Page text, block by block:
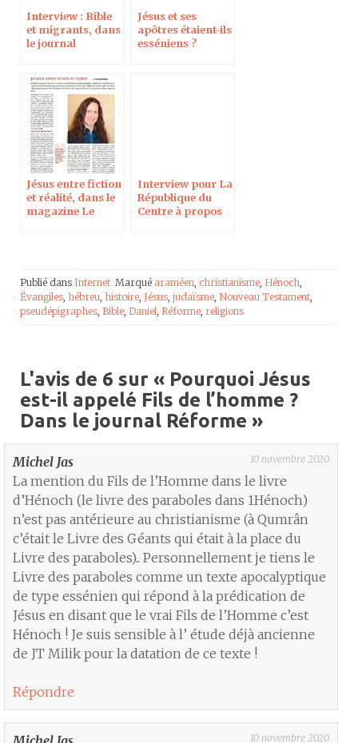
Interview : Bible
et migrants, dans
le journal
Jésus et ses
apôtres étaient-ils
esséniens ?
Jésus entre fiction
et réalité, dans le
magazine Le
Interview pour La
République du
Centre à propos
Publié dans Internet Marqué araméen christianisme Hénoch
Évangiles hébreu histoire Jésus judaïsme Nouveau Testament
pseudépigraphes Bible Daniel Réforme religions
L'avis de 6 sur « Pourquoi Jésus
est-il appelé Fils de l’homme ?
Dans le journal Réforme »
Michel Jas 10 novembre 2020
La mention du Fils de l’Homme dans le livre
d’Hénoch (le livre des paraboles dans 1Hénoch)
n’est pas antérieure au christianisme (à Qumrân
c’était le Livre des Géants qui était à la place du
Livre des paraboles).. Personnellement je tiens le
Livre des paraboles comme un texte apocalyptique
de type essénien qui répond à la prédication de
Jésus en disant que le vrai Fils de l’Homme c’est
Hénoch ! Je suis sensible à l’ étude déjà ancienne
de JT Milik pour la datation de ce texte !
Répondre
10 novembre 2020